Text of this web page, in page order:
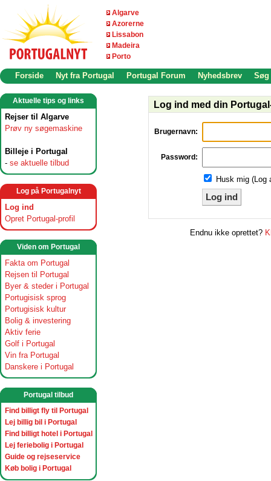
Algarve
Azorerne
Lissabon
Madeira
Porto
Forside Nyt fra Portugal Portugal Forum Nyhedsbrev Søg
Aktuelle tips og links
Rejser til Algarve
Prøv ny søgemaskine
Billeje i Portugal
- se aktuelle tilbud
Log på Portugalnyt
Log ind
Opret Portugal-profil
Viden om Portugal
Fakta om Portugal
Rejsen til Portugal
Byer & steder i Portugal
Portugisisk sprog
Portugisisk kultur
Bolig & investering
Aktiv ferie
Golf i Portugal
Vin fra Portugal
Danskere i Portugal
Portugal tilbud
Find billigt fly til Portugal
Lej billig bil i Portugal
Find billigt hotel i Portugal
Lej feriebolig i Portugal
Guide og rejseservice
Køb bolig i Portugal
Log ind med din
Brugernavn:
Password:
Husk mig (Log
Log ind
Endnu ikke oprettet?